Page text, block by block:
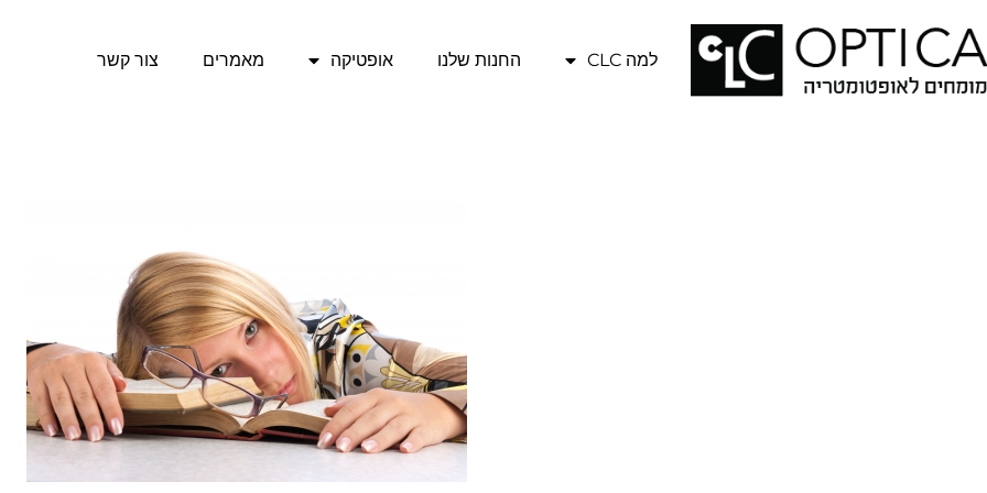
למה CLC החנות שלנו אופטיקה מאמרים צור קשר